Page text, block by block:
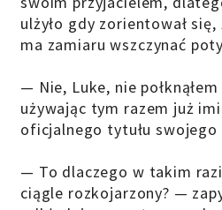
ulżyło gdy zorientował
ma zamiaru wszczynać
— Nie, Luke, nie
używając tym razem już
oficjalnego tytułu swojego
— To dlaczego w takim
ciągle rozkojarzony? —